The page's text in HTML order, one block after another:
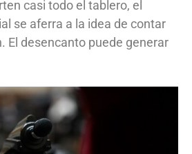
casi todo el tablero, el
se aferra a la idea de contar
El desencanto puede generar